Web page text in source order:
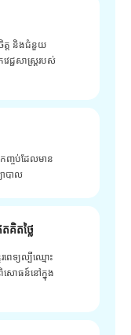
ត្ត និងជំនួយ
ជ្ជសាស្រ្តរបស់
កញ្ចប់ដែលមាន
ាបាល
តថ្លៃ
ពេទ្យល្បីឈ្មោះ
សោធន៍នៅក្នុង